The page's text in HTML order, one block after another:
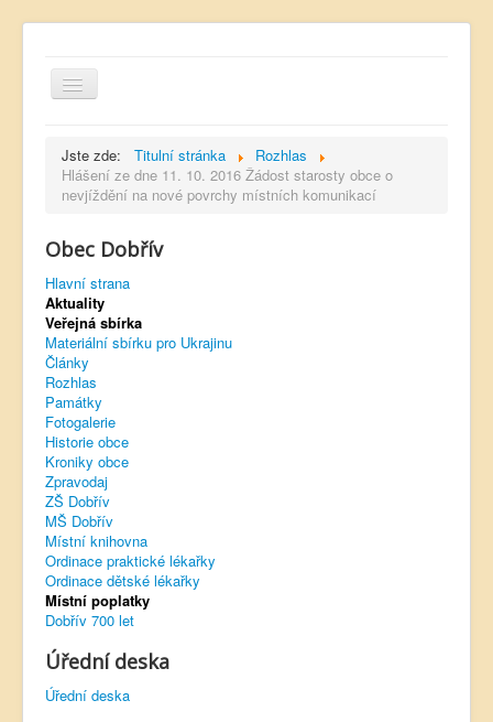
Kontakt
Úřední deska
Dobřívský zpravodaj
Rozhlas
Sokol Dobřív
Ubytování
Obec Pavlovsko
Virtuální prohlídka
Jste zde: Titulní stránka
Rozhlas
Hlášení ze dne 11. 10. 2016 Žádost starosty obce o
nevjíždění na nové povrchy místních komunikací
Obec Dobřív
Hlavní strana
Aktuality
Veřejná sbírka
Materiální sbírku pro Ukrajinu
Články
Rozhlas
Památky
Fotogalerie
Historie obce
Kroniky obce
Zpravodaj
ZŠ Dobřív
MŠ Dobřív
Místní knihovna
Ordinace praktické lékařky
Ordinace dětské lékařky
Místní poplatky
Dobřív 700 let
Úřední deska
Úřední deska